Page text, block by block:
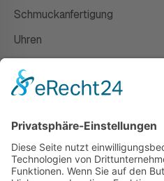
Schmuckanfertigung
Uhren
Susanne Steiger
Geschäfte